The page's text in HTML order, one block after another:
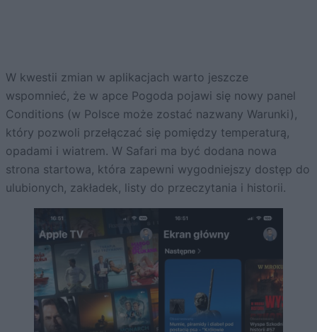
W kwestii zmian w aplikacjach warto jeszcze
wspomnieć, że w apce Pogoda pojawi się nowy panel
Conditions (w Polsce może zostać nazwany Warunki),
który pozwoli przełączać się pomiędzy temperaturą,
opadami i wiatrem. W Safari ma być dodana nowa
strona startowa, która zapewni wygodniejszy dostęp do
ulubionych, zakładek, listy do przeczytania i historii.